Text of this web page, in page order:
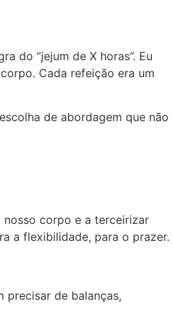
do “jejum de X horas”. Eu
Cada refeição era um
de abordagem que não
nosso corpo e a terceirizar
a flexibilidade, para o prazer.
precisar de balanças,